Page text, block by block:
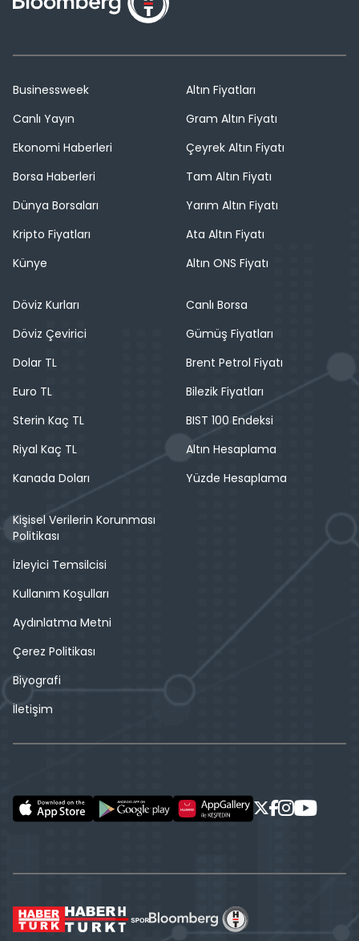
Businessweek
Canlı Yayın
Ekonomi Haberleri
Borsa Haberleri
Dünya Borsaları
Kripto Fiyatları
Künye
Altın Fiyatları
Gram Altın Fiyatı
Çeyrek Altın Fiyatı
Tam Altın Fiyatı
Yarım Altın Fiyatı
Ata Altın Fiyatı
Altın ONS Fiyatı
Döviz Kurları
Döviz Çevirici
Dolar TL
Euro TL
Sterin Kaç TL
Riyal Kaç TL
Kanada Doları
Canlı Borsa
Gümüş Fiyatları
Brent Petrol Fiyatı
Bilezik Fiyatları
BIST 100 Endeksi
Altın Hesaplama
Yüzde Hesaplama
Kişisel Verilerin Korunması
Politikası
İzleyici Temsilcisi
Kullanım Koşulları
Aydınlatma Metni
Çerez Politikası
Biyografi
İletişim